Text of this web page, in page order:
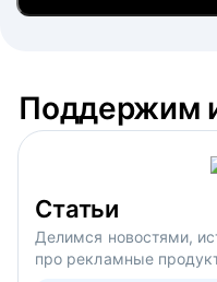
Поддержим
Статьи
Делимся новостями,
про рекламные